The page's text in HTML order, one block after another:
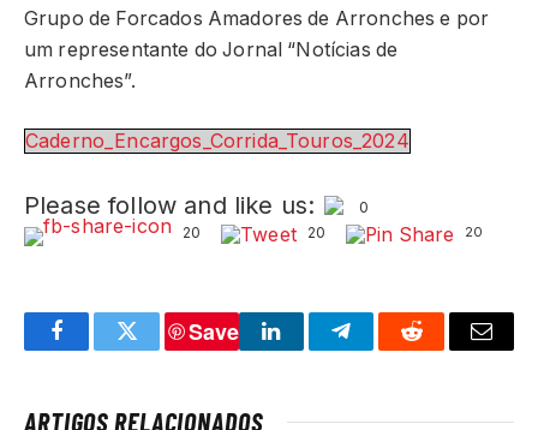
Grupo de Forcados Amadores de Arronches e por
um representante do Jornal “Notícias de
Arronches”.
Caderno_Encargos_Corrida_Touros_2024
Please follow and like us:
0
20
20 20
FacebookTwitter
Save
LinkedInTelegramReddit Email
ARTIGOS RELACIONADOS